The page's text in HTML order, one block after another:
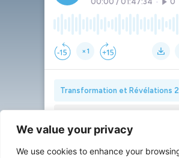
We value your privacy
We use cookies to enhance your